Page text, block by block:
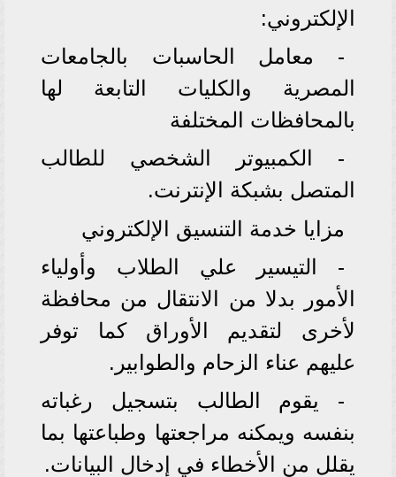
الإلكتروني:
- معامل الحاسبات بالجامعات
المصرية والكليات التابعة لها
بالمحافظات المختلفة
- الكمبيوتر الشخصي للطالب
المتصل بشبكة الإنترنت.
مزايا خدمة التنسيق الإلكتروني
- التيسير علي الطلاب وأولياء
الأمور بدلا من الانتقال من محافظة
لأخرى لتقديم الأوراق كما توفر
عليهم عناء الزحام والطوابير.
- يقوم الطالب بتسجيل رغباته
بنفسه ويمكنه مراجعتها وطباعتها بما
يقلل من الأخطاء في إدخال البيانات.